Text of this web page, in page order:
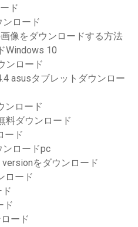
ド
ンロード
像をダウンロードする方法
Windows 10
ンロード
asusタブレットダウンロー
ンロード
料ダウンロード
ード
ンロードpc
をダウンロード
ロード
ド
ード